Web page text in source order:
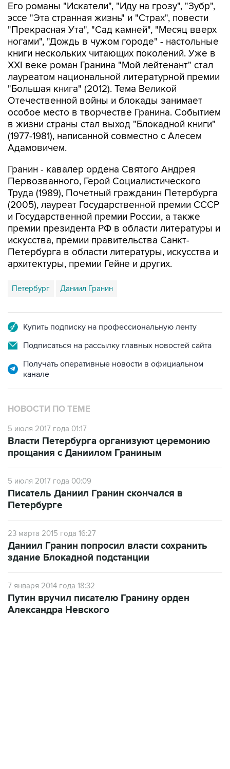
Его романы "Искатели", "Иду на грозу", "Зубр",
эссе "Эта странная жизнь" и "Страх", повести
"Прекрасная Ута", "Сад камней", "Месяц вверх
ногами", "Дождь в чужом городе" - настольные
книги нескольких читающих поколений. Уже в
XXI веке роман Гранина "Мой лейтенант" стал
лауреатом национальной литературной премии
"Большая книга" (2012). Тема Великой
Отечественной войны и блокады занимает
особое место в творчестве Гранина. Событием
в жизни страны стал выход "Блокадной книги"
(1977-1981), написанной совместно с Алесем
Адамовичем.
Гранин - кавалер ордена Святого Андрея
Первозванного, Герой Социалистического
Труда (1989), Почетный гражданин Петербурга
(2005), лауреат Государственной премии СССР
и Государственной премии России, а также
премии президента РФ в области литературы и
искусства, премии правительства Санкт-
Петербурга в области литературы, искусства и
архитектуры, премии Гейне и других.
Петербург Даниил Гранин
Купить подписку на профессиональную ленту
Подписаться на рассылку главных новостей сайта
Получать оперативные новости в официальном
канале
НОВОСТИ ПО ТЕМЕ
5 июля 2017 года 01:17
Власти Петербурга организуют церемонию
прощания c Даниилом Граниным
5 июля 2017 года 00:09
Писатель Даниил Гранин скончался в
Петербурге
23 марта 2015 года 16:27
Даниил Гранин попросил власти сохранить
здание Блокадной подстанции
7 января 2014 года 18:32
Путин вручил писателю Гранину орден
Александра Невского